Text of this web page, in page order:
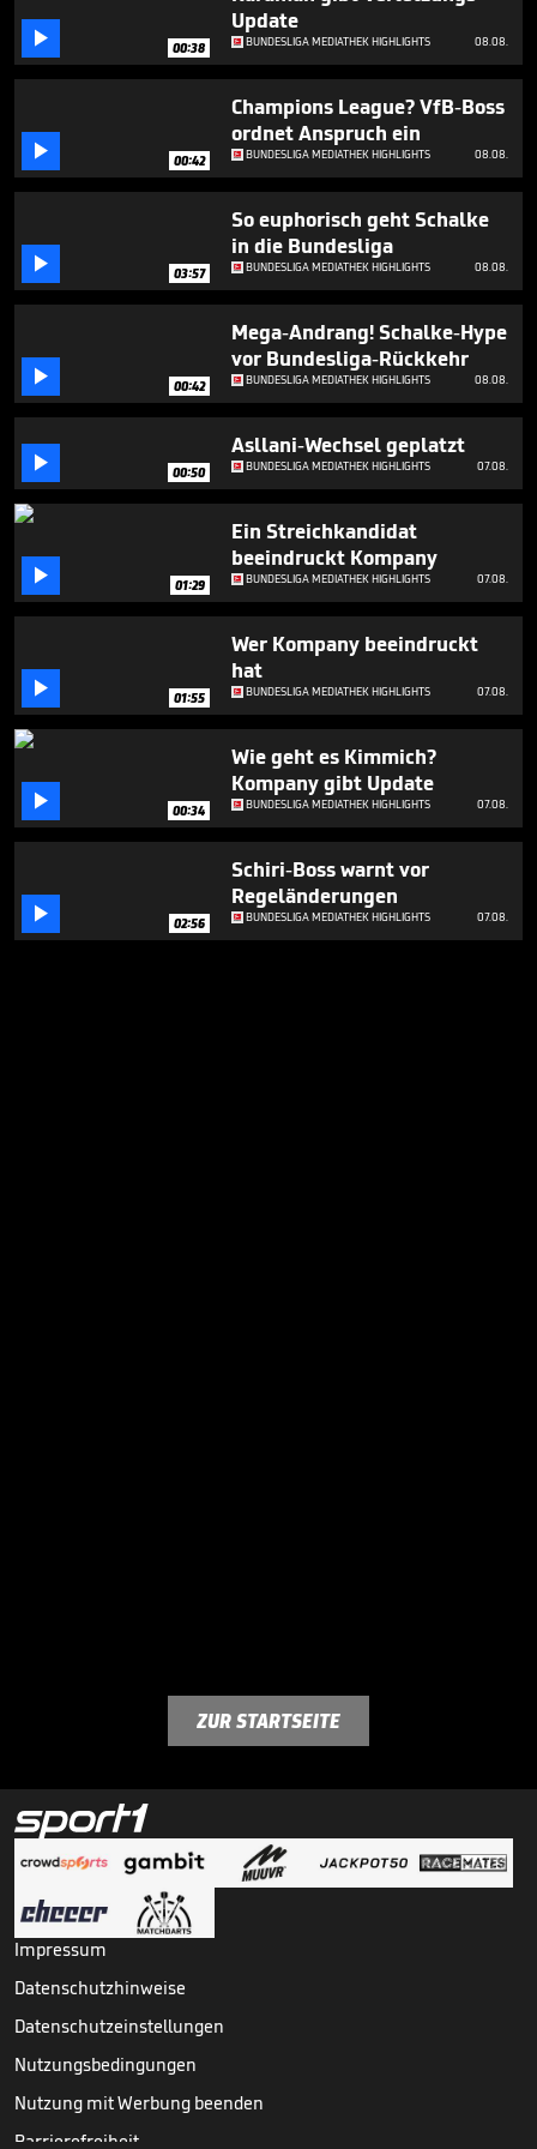
 00:38
Update
BUNDESLIGA MEDIATHEK HIGHLIGHTS 08.08.
 00:42
Champions League? VfB-Boss
ordnet Anspruch ein
BUNDESLIGA MEDIATHEK HIGHLIGHTS 08.08.
 03:57
So euphorisch geht Schalke
in die Bundesliga
BUNDESLIGA MEDIATHEK HIGHLIGHTS 08.08.
 00:42
Mega-Andrang! Schalke-Hype
vor Bundesliga-Rückkehr
BUNDESLIGA MEDIATHEK HIGHLIGHTS 08.08.
 00:50
Asllani-Wechsel geplatzt
BUNDESLIGA MEDIATHEK HIGHLIGHTS 07.08.
 01:29
Ein Streichkandidat
beeindruckt Kompany
BUNDESLIGA MEDIATHEK HIGHLIGHTS 07.08.
 01:55
Wer Kompany beeindruckt
hat
BUNDESLIGA MEDIATHEK HIGHLIGHTS 07.08.
 00:34
Wie geht es Kimmich?
Kompany gibt Update
BUNDESLIGA MEDIATHEK HIGHLIGHTS 07.08.
 02:56
Schiri-Boss warnt vor
Regeländerungen
BUNDESLIGA MEDIATHEK HIGHLIGHTS 07.08.
ZUR STARTSEITE
Impressum
Datenschutzhinweise
Datenschutzeinstellungen
Nutzungsbedingungen
Nutzung mit Werbung beenden
Barrierefreiheit